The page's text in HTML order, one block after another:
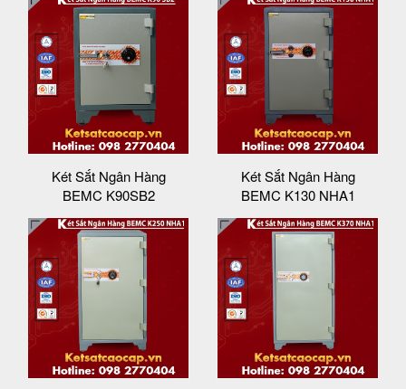
Két Sắt Ngân Hàng
BEMC K90SB2
Két Sắt Ngân Hàng
BEMC K130 NHA1